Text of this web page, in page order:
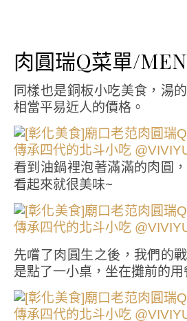
肉圓瑞Q菜單/
同樣也是銅板小吃美食，湯
相當平易近人的價格。
看到油鍋裡泡著滿滿的肉圓
看起來就很美味~
先嚐了肉圓生之後，我們的
是點了一小桌，坐在攤前的用